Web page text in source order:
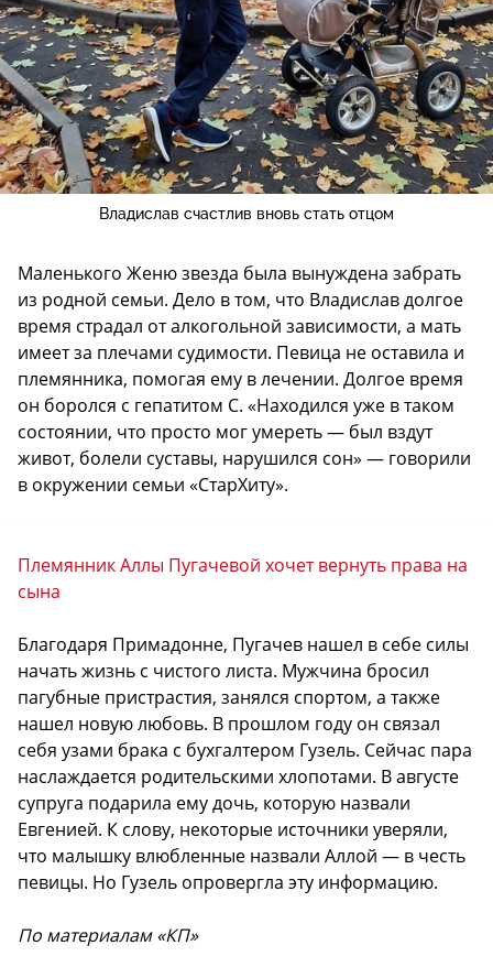
Владислав счастлив вновь стать отцом
Маленького Женю звезда была вынуждена забрать
из родной семьи. Дело в том, что Владислав долгое
время страдал от алкогольной зависимости, а мать
имеет за плечами судимости. Певица не оставила и
племянника, помогая ему в лечении. Долгое время
он боролся с гепатитом С. «Находился уже в таком
состоянии, что просто мог умереть — был вздут
живот, болели суставы, нарушился сон» — говорили
в окружении семьи «СтарХиту».
Племянник Аллы Пугачевой хочет вернуть права на
сына
Благодаря Примадонне, Пугачев нашел в себе силы
начать жизнь с чистого листа. Мужчина бросил
пагубные пристрастия, занялся спортом, а также
нашел новую любовь. В прошлом году он связал
себя узами брака с бухгалтером Гузель. Сейчас пара
наслаждается родительскими хлопотами. В августе
супруга подарила ему дочь, которую назвали
Евгенией. К слову, некоторые источники уверяли,
что малышку влюбленные назвали Аллой — в честь
певицы. Но Гузель опровергла эту информацию.
По материалам «КП»